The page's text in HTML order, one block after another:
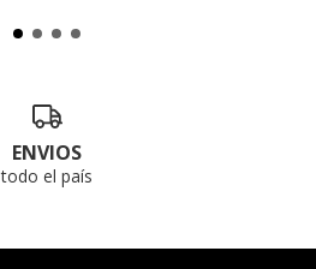
ENVIOS
todo el país